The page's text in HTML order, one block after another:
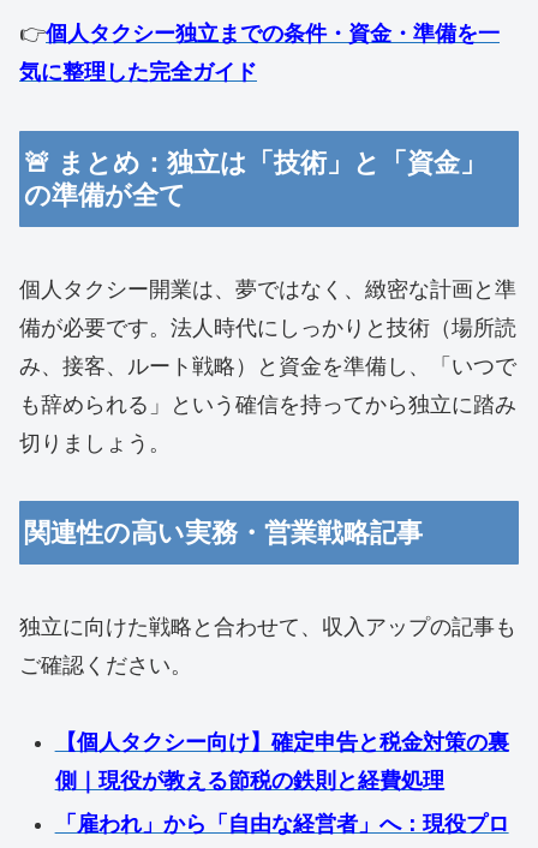
👉個人タクシー独立までの条件・資金・準備を一
気に整理した完全ガイド
🚨 まとめ：独立は「技術」と「資金」
の準備が全て
個人タクシー開業は、夢ではなく、緻密な計画と準
備が必要です。法人時代にしっかりと技術（場所読
み、接客、ルート戦略）と資金を準備し、「いつで
も辞められる」という確信を持ってから独立に踏み
切りましょう。
関連性の高い実務・営業戦略記事
独立に向けた戦略と合わせて、収入アップの記事も
ご確認ください。
【個人タクシー向け】確定申告と税金対策の裏
側｜現役が教える節税の鉄則と経費処理
「雇われ」から「自由な経営者」へ：現役プロ